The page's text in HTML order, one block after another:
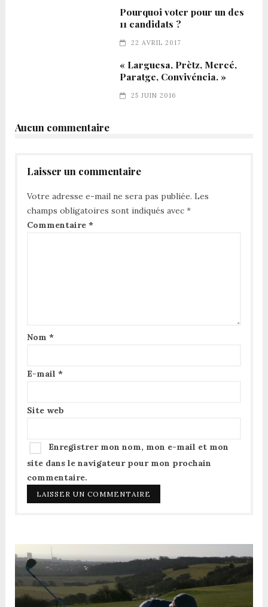
Pourquoi voter pour un des
11 candidats ?
22 AVRIL 2017
« Larguesa, Prètz, Mercé,
Paratge, Convivéncia. »
25 JUIN 2016
Aucun commentaire
Laisser un commentaire
Votre adresse e-mail ne sera pas publiée. Les
champs obligatoires sont indiqués avec *
Commentaire *
Nom *
E-mail *
Site web
Enregistrer mon nom, mon e-mail et mon
site dans le navigateur pour mon prochain
commentaire.